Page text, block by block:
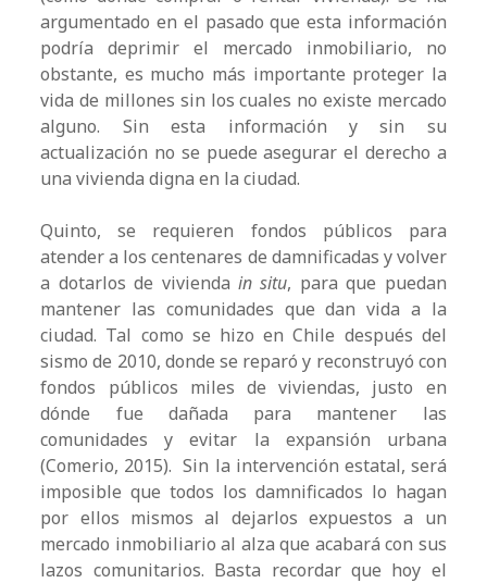
argumentado en el pasado que esta información
podría deprimir el mercado inmobiliario, no
obstante, es mucho más importante proteger la
vida de millones sin los cuales no existe mercado
alguno. Sin esta información y sin su
actualización no se puede asegurar el derecho a
una vivienda digna en la ciudad.
Quinto, se requieren fondos públicos para
atender a los centenares de damnificadas y volver
a dotarlos de vivienda in situ, para que puedan
mantener las comunidades que dan vida a la
ciudad. Tal como se hizo en Chile después del
sismo de 2010, donde se reparó y reconstruyó con
fondos públicos miles de viviendas, justo en
dónde fue dañada para mantener las
comunidades y evitar la expansión urbana
(Comerio, 2015). Sin la intervención estatal, será
imposible que todos los damnificados lo hagan
por ellos mismos al dejarlos expuestos a un
mercado inmobiliario al alza que acabará con sus
lazos comunitarios. Basta recordar que hoy el